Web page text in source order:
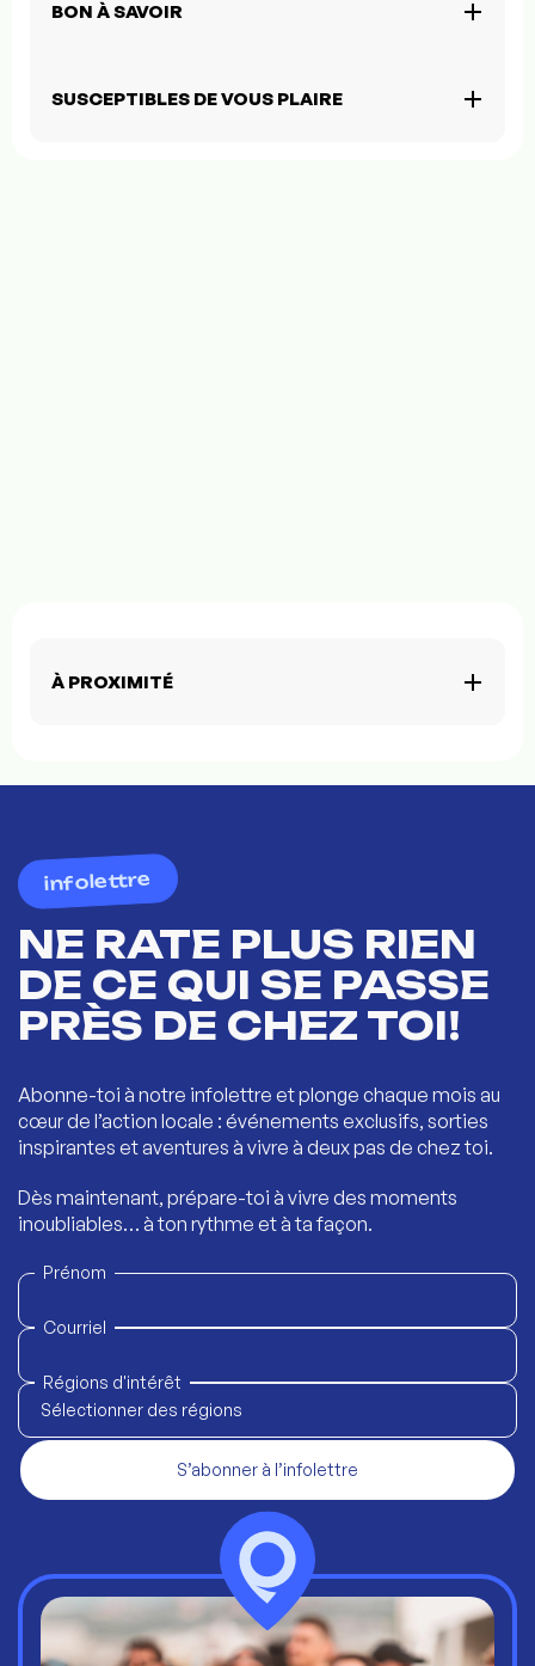
BON À SAVOIR
SUSCEPTIBLES DE VOUS PLAIRE
À PROXIMITÉ
infolettre
NE RATE PLUS RIEN
DE CE QUI SE PASSE
PRÈS DE CHEZ TOI!
Abonne-toi à notre infolettre et plonge chaque mois au
cœur de l’action locale : événements exclusifs, sorties
inspirantes et aventures à vivre à deux pas de chez toi.
Dès maintenant, prépare-toi à vivre des moments
inoubliables… à ton rythme et à ta façon.
Prénom
Courriel
Régions d'intérêt
Sélectionner des régions
S’abonner à l’infolettre